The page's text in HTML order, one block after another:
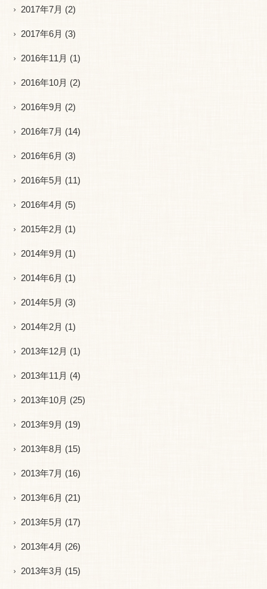
2017年7月 (2)
2017年6月 (3)
2016年11月 (1)
2016年10月 (2)
2016年9月 (2)
2016年7月 (14)
2016年6月 (3)
2016年5月 (11)
2016年4月 (5)
2015年2月 (1)
2014年9月 (1)
2014年6月 (1)
2014年5月 (3)
2014年2月 (1)
2013年12月 (1)
2013年11月 (4)
2013年10月 (25)
2013年9月 (19)
2013年8月 (15)
2013年7月 (16)
2013年6月 (21)
2013年5月 (17)
2013年4月 (26)
2013年3月 (15)